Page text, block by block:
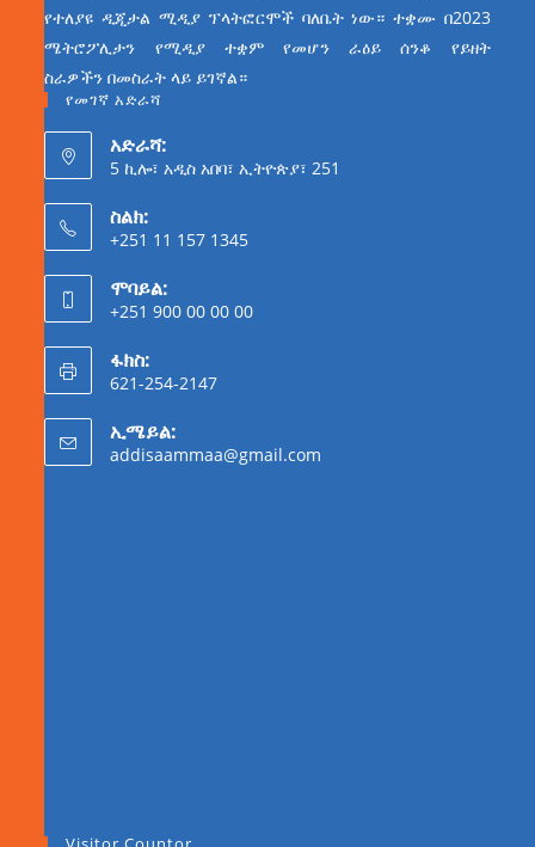
የተለያዩ ዲጂታል ሚዲያ ፕላትፎርሞች ባለቤት ነው። ተቋሙ በ2023
ሜትሮፖሊታን የሚዲያ ተቋም የመሆን ራዕይ ሰንቆ የይዘት
ስራዎችን በመስራት ላይ ይገኛል።
የመገኛ አድራሻ
አድራሻ:
5 ኪሎ፣ አዲስ አበባ፣ ኢትዮጵያ፣ 251
ስልክ:
+251 11 157 1345
ሞባይል:
+251 900 00 00 00
ፋክስ:
621-254-2147
ኢሜይል:
addisaammaa@gmail.com